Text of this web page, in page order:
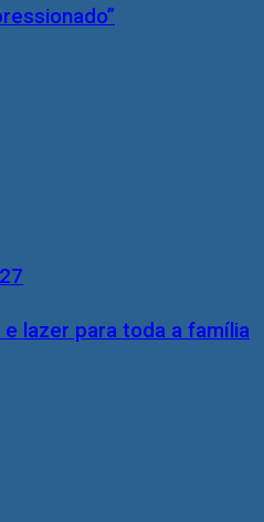
lazer para toda a família